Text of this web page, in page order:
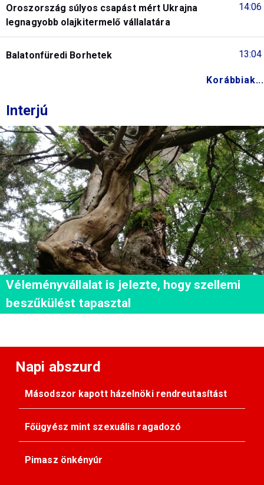
14:06
Oroszország súlyos csapást mért Ukrajna
legnagyobb olajkitermelő vállalatára
13:04
Balatonfüredi Borhetek
Korábbiak...
Interjú
Véleményvállalat is jelezte, hogy szellemi
beszűkülést tapasztal
Napi abszurd
Másodszor kapott házelnöki rendreutasítást
Főügyész mint szexuális ragadozó
Pimasz önkényúr